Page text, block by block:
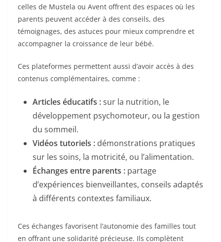
celles de Mustela ou Avent offrent des espaces où les
parents peuvent accéder à des conseils, des
témoignages, des astuces pour mieux comprendre et
accompagner la croissance de leur bébé.
Ces plateformes permettent aussi d’avoir accès à des
contenus complémentaires, comme :
Articles éducatifs :sur la nutrition, le
développement psychomoteur, ou la gestion
du sommeil.
Vidéos tutoriels : démonstrations pratiques
sur les soins, la motricité, ou l’alimentation.
Échanges entre parents : partage
d’expériences bienveillantes, conseils adaptés
à différents contextes familiaux.
Ces échanges favorisent l’autonomie des familles tout
en offrant une solidarité précieuse. Ils complètent